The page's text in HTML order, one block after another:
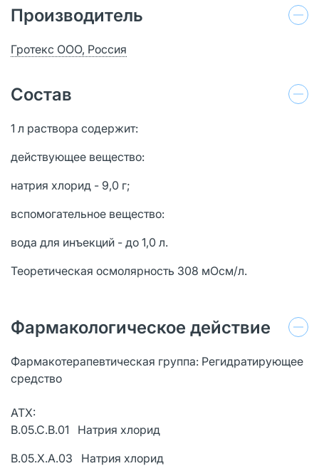
Производитель
Гротекс ООО, Россия
Состав
1 л раствора содержит:
действующее вещество:
натрия хлорид - 9,0 г;
вспомогательное вещество:
вода для инъекций - до 1,0 л.
Теоретическая осмолярность 308 мОсм/л.
Фармакологическое действие
Фармакотерапевтическая группа: Регидратирующее
средство
АТХ:
B.05.C.B.01 Натрия хлорид
B.05.X.A.03 Натрия хлорид